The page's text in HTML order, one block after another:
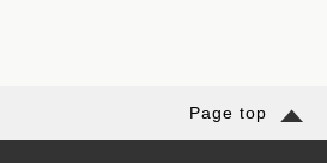
Page top